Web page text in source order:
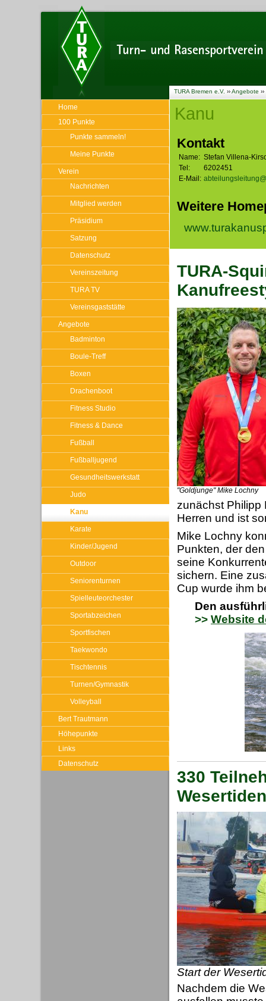
TURA Bremen e.V. ››Angebote ››
Home
100 Punkte
Punkte sammeln!
Meine Punkte
Verein
Nachrichten
Mitglied werden
Präsidium
Satzung
Datenschutz
Vereinszeitung
TURA TV
Vereinsgaststätte
Angebote
Badminton
Boule-Treff
Boxen
Drachenboot
Fitness Studio
Fitness & Dance
Fußball
Fußballjugend
Gesundheitswerkstatt
Judo
Kanu
Karate
Kinder/Jugend
Outdoor
Seniorenturnen
Spielleuteorchester
Sportabzeichen
Sportfischen
Taekwondo
Tischtennis
Turnen/Gymnastik
Volleyball
Bert Trautmann
Höhepunkte
Links
Datenschutz
Kanu
Kontakt
Name: Stefan Villena-
Tel:
6202451
E-Mail:
Weitere
TURA-
"Goldjunge" Mike Lochny
zunächst Philipp
Herren und ist
Mike Lochny
Punkten, der
seine
sichern. Eine
Cup wurde ihm
Den
>> Website
330
Start der
Nachdem die